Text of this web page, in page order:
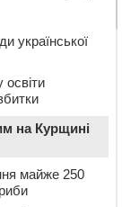
української
на Курщині
майже 250